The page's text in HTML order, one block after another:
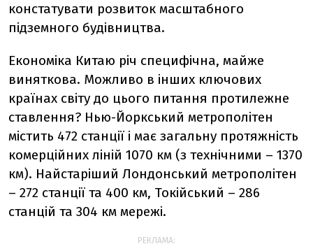
констатувати розвиток масштабного
підземного будівництва.
Економіка Китаю річ специфічна, майже
виняткова. Можливо в інших ключових
країнах світу до цього питання протилежне
ставлення? Нью-Йоркський метрополітен
містить 472 станції і має загальну протяжність
комерційних ліній 1070 км (з технічними – 1370
км). Найстаріший Лондонський метрополітен
– 272 станції та 400 км, Токійський – 286
станцій та 304 км мережі.
РЕКЛАМА: